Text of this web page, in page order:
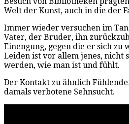
Welt der Kunst, auch in die der
Immer wieder versuchen im
Vater, der Bruder, ihn
Einengung, gegen die er sich zu
Leiden ist vor allem jenes, nicht
werden, wie man ist und fühlt.
Der Kontakt zu ähnlich
damals verbotene Sehnsucht.